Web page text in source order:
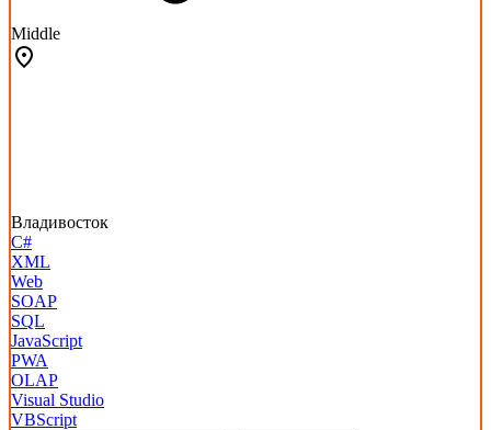
Middle
Владивосток
C#
XML
Web
SOAP
SQL
JavaScript
PWA
OLAP
Visual Studio
VBScript